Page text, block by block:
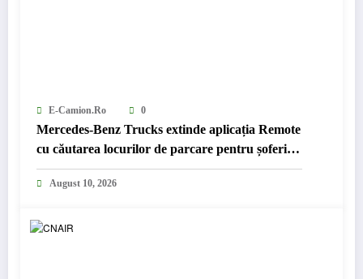
E-Camion.ro 0
Mercedes-Benz Trucks extinde aplicația Remote
cu căutarea locurilor de parcare pentru șoferii
de camion
August 10, 2026